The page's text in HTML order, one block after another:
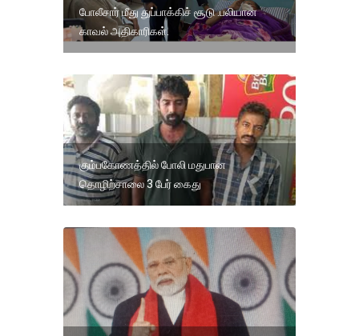
போலீசார் மீது துப்பாக்கிச் சூடு .பலியான
காவல் அதிகாரிகள்.
கும்பகோணத்தில் போலி மதுபான
தொழிற்சாலை 3 பேர் கைது